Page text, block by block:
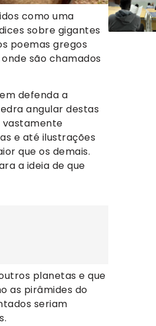
como uma
sobre gigantes
poemas gregos
são chamados
defenda a
angular destas
vastamente
e até ilustrações
que os demais.
a ideia de que
planetas e que
as pirâmides do
seriam